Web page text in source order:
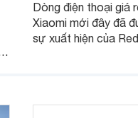
Dòng điện thoại giá
Xiaomi mới đây đã
sự xuất hiện của